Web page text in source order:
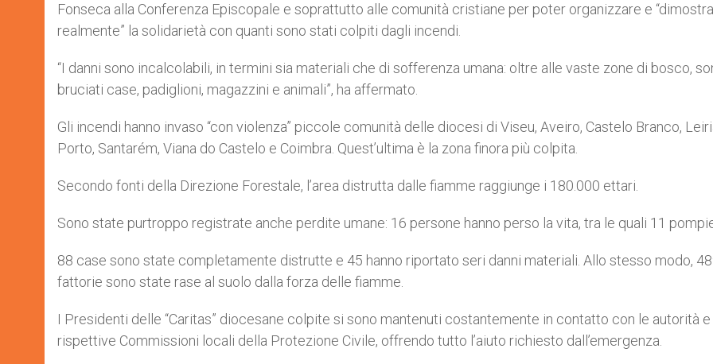
Fonseca alla Conferenza Episcopale e soprattutto alle comunità cristiane per poter organizzare e
realmente” la solidarietà con quanti sono stati colpiti dagli incendi.
“I danni sono incalcolabili, in termini sia materiali che di sofferenza umana: oltre alle vaste zone di bosco,
bruciati case, padiglioni, magazzini e animali”, ha affermato.
Gli incendi hanno invaso “con violenza” piccole comunità delle diocesi di Viseu, Aveiro, Castelo Branco,
Porto, Santarém, Viana do Castelo e Coimbra. Quest’ultima è la zona finora più colpita.
Secondo fonti della Direzione Forestale, l’area distrutta dalle fiamme raggiunge i 180.000 ettari.
Sono state purtroppo registrate anche perdite umane: 16 persone hanno perso la vita, tra le quali 11
88 case sono state completamente distrutte e 45 hanno riportato seri danni materiali. Allo stesso modo,
fattorie sono state rase al suolo dalla forza delle fiamme.
I Presidenti delle “Caritas” diocesane colpite si sono mantenuti costantemente in contatto con le autorità
rispettive Commissioni locali della Protezione Civile, offrendo tutto l’aiuto richiesto dall’emergenza.